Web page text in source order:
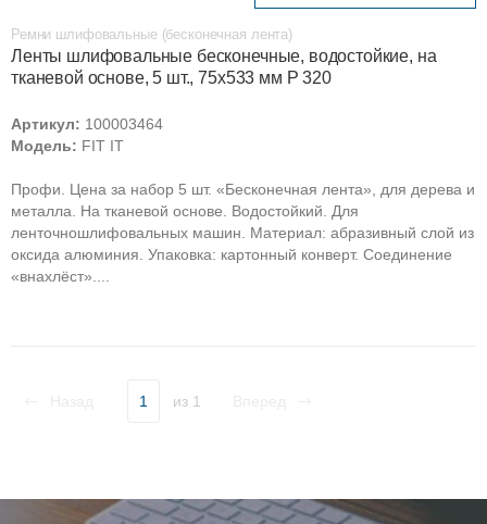
Ремни шлифовальные (бесконечная лента)
Ленты шлифовальные бесконечные, водостойкие, на
тканевой основе, 5 шт., 75х533 мм Р 320
Артикул: 100003464
Модель: FIT IT
Профи. Цена за набор 5 шт. «Бесконечная лента», для дерева и
металла. На тканевой основе. Водостойкий. Для
ленточношлифовальных машин. Материал: абразивный слой из
оксида алюминия. Упаковка: картонный конверт. Соединение
«внахлёст»....
1 из 1